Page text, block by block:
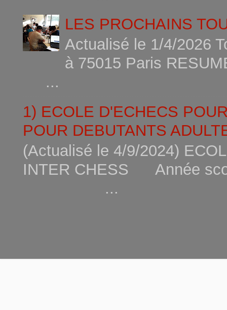
LES PROCHAINS
Actualisé le 1/4/2026
à 75015
...
1) ECOLE D'ECHECS
POUR DEBUTANTS
(Actualisé le 4/9/2024)
INTER CHESS Année
...